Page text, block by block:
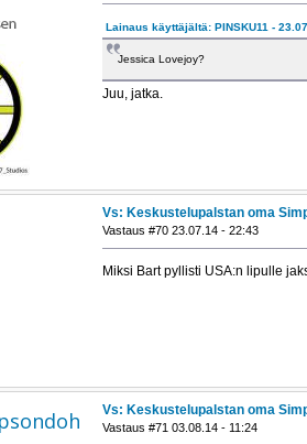
Lainaus käyttäjältä: PINSKU11 -
Jessica Lovejoy?
Juu, jatka.
Vs: Keskustelupalstan oma
Vastaus #70 23.07.14 - 22:43
Miksi Bart pyllisti USA:n lipulle
Vs: Keskustelupalstan oma
Vastaus #71 03.08.14 - 11:24